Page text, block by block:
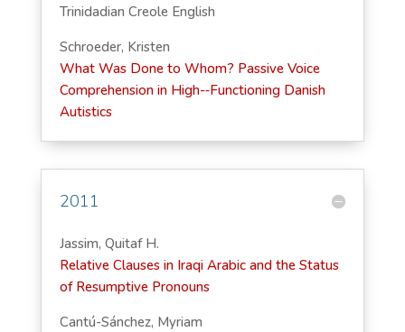
Trinidadian Creole English
Schroeder, Kristen
What Was Done to Whom? Passive Voice
Comprehension in High-­‐Functioning Danish
Autistics
2011
Jassim, Quitaf H.
Relative Clauses in Iraqi Arabic and the Status
of Resumptive Pronouns
Cantú-Sánchez, Myriam